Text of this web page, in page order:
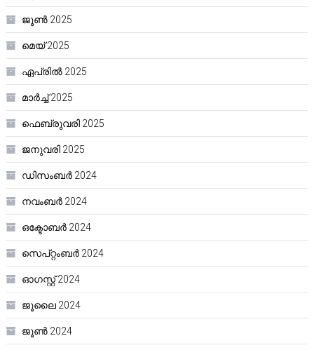
ജൂൺ 2025
മെയ്‌ 2025
ഏപ്രിൽ 2025
മാർച്ച്‌ 2025
ഫെബ്രുവരി 2025
ജനുവരി 2025
ഡിസംബർ 2024
നവംബർ 2024
ഒക്ടോബർ 2024
സെപ്റ്റംബർ 2024
ഓഗസ്റ്റ്‌ 2024
ജൂലൈ 2024
ജൂൺ 2024